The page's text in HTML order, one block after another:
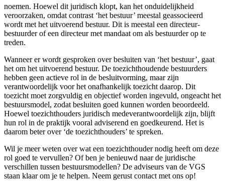
noemen. Hoewel dit juridisch klopt, kan het onduidelijkheid
veroorzaken, omdat contrast ‘het bestuur’ meestal geassocieerd
wordt met het uitvoerend bestuur. Dit is meestal een directeur-
bestuurder of een directeur met mandaat om als bestuurder op te
treden.
Wanneer er wordt gesproken over besluiten van ‘het bestuur’, gaat
het om het uitvoerend bestuur. De toezichthoudende bestuurders
hebben geen actieve rol in de besluitvorming, maar zijn
verantwoordelijk voor het onafhankelijk toezicht daarop. Dit
toezicht moet zorgvuldig en objectief worden ingevuld, ongeacht het
bestuursmodel, zodat besluiten goed kunnen worden beoordeeld.
Hoewel toezichthouders juridisch medeverantwoordelijk zijn, blijft
hun rol in de praktijk vooral adviserend en goedkeurend. Het is
daarom beter over ‘de toezichthouders’ te spreken.
Wil je meer weten over wat een toezichthouder nodig heeft om deze
rol goed te vervullen? Of ben je benieuwd naar de juridische
verschillen tussen bestuursmodellen? De adviseurs van de VGS
staan klaar om je te helpen. Neem gerust contact met ons op!